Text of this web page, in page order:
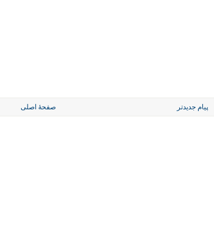
پیام جدیدتر صفحهٔ اصلی